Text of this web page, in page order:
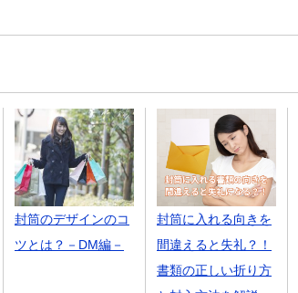
封筒のデザインのコ
ツとは？－DM編－
封筒に入れる向きを
間違えると失礼？！
書類の正しい折り方